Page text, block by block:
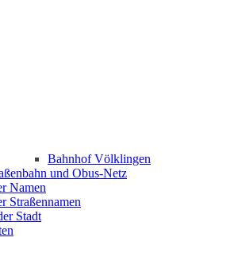
Bahnhof Völklingen
und Obus-Netz
Namen
Straßennamen
Stadt